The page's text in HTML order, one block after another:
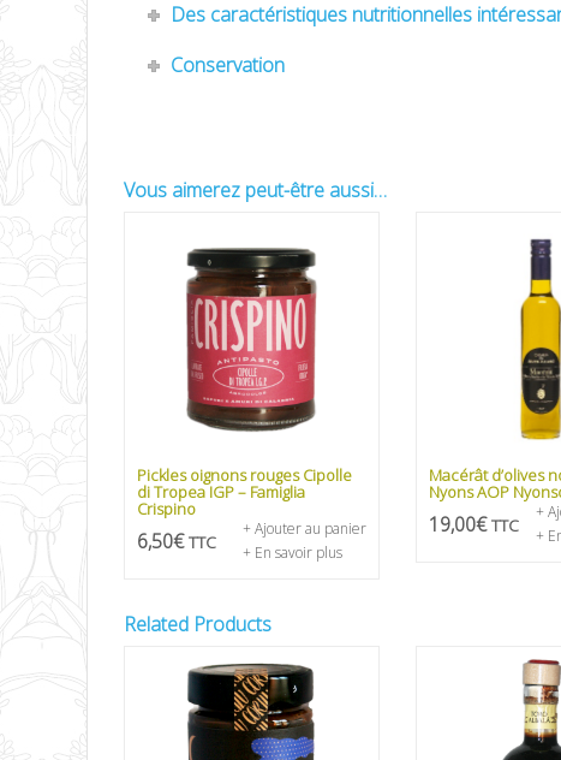
Des caractéristiques nutritionnelles
Conservation
Vous aimerez peut-être aussi…
Pickles oignons rouges Cipolle
di Tropea IGP – Famiglia
Crispino
6,50€ TTC
+ Ajouter au panier
+ En savoir plus
Macérât d’olives
Nyons AOP
19,00€ TTC
+
+
Related Products